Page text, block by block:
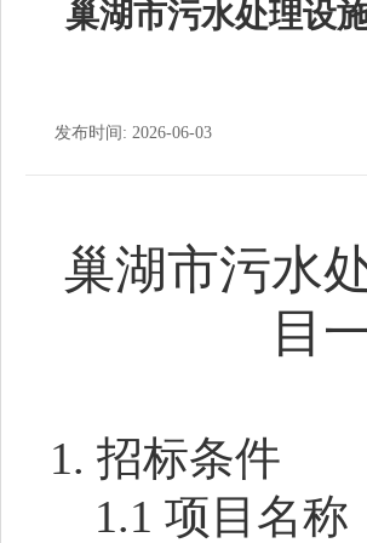
巢湖市污水处理设
发布时间: 2026-06-03
巢湖市污水
目
1. 招标条件
1.1项目名称